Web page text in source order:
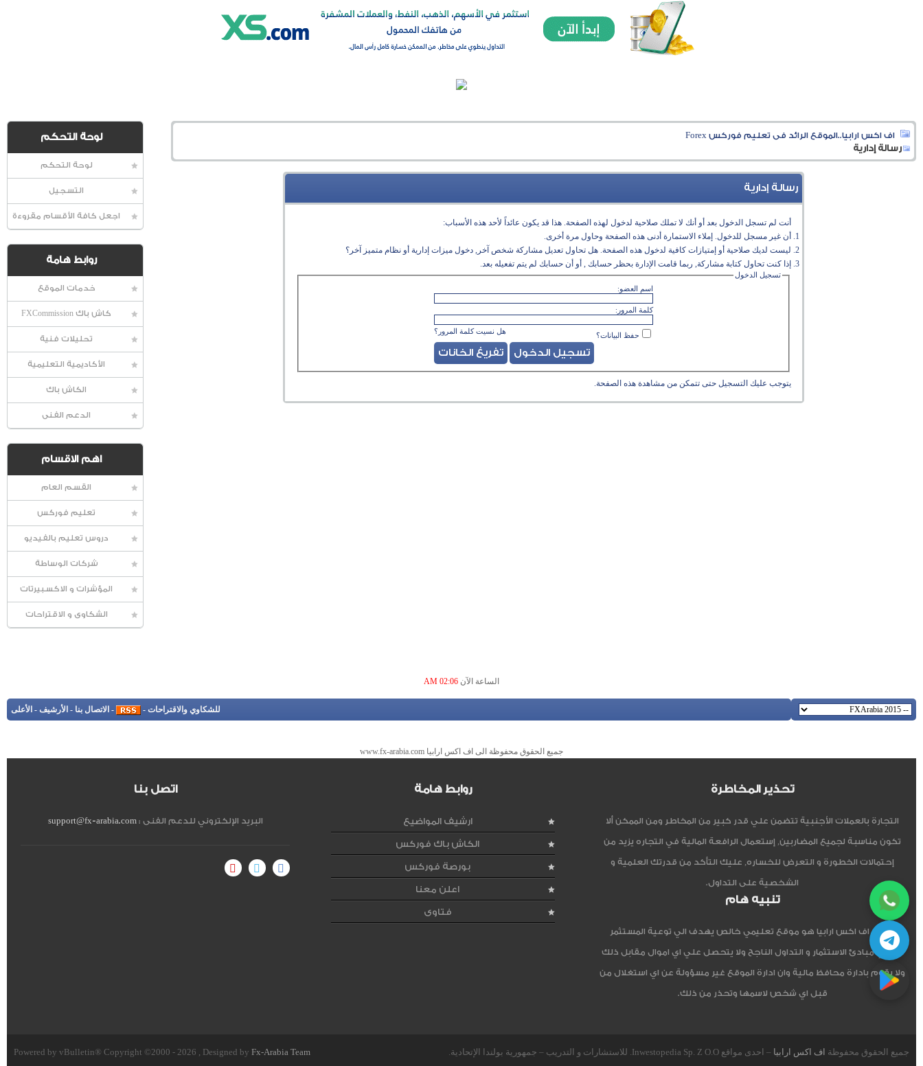
لوحة التحكم
لوحة التحكم
التسجيل
اجعل كافة الأقسام مقروءة
روابط هامة
خدمات الموقع
كاش باك FXCommission
تحليلات فنية
الأكاديمية التعليمية
الكاش باك
الدعم الفنى
اهم الاقسام
القسم العام
تعليم فوركس
دروس تعليم بالفيديو
شركات الوساطة
المؤشرات و الاكسبيرتات
الشكاوى و الاقتراحات
اف اكس ارابيا..الموقع الرائد فى تعليم فوركس Forex
رسالة إدارية
رسالة إدارية
أنت لم تسجل الدخول بعد أو أنك لا تملك صلاحية لدخول لهذه الصفحة. هذا قد يكون عائداً لأحد هذه الأسباب:
أن غير مسجل للدخول. إملاء الاستمارة أدنى هذه الصفحة وحاول مرة أخرى.
ليست لديك صلاحية أو إمتيازات كافية لدخول هذه الصفحة. هل تحاول تعديل مشاركة شخص آخر, دخول ميزات إدارية أو نظام متميز آخر؟
إذا كنت تحاول كتابة مشاركة, ربما قامت الإدارة بحظر حسابك , أو أن حسابك لم يتم تفعيله بعد.
تسجيل الدخول
اسم العضو:
كلمة المرور:
هل نسيت كلمة المرور؟ حفظ البيانات؟
يتوجب عليكالتسجيل حتى تتمكن من مشاهدة هذه الصفحة.
الساعة الآن 02:06 AM
للشكاوي والاقتراحات -
- الاتصال بنا - الأرشيف - الأعلى
جميع الحقوق محفوظة الى اف اكس ارابيا www.fx-arabia.com
تحذير المخاطرة
التجارة بالعملات الأجنبية تتضمن علي قدر كبير من المخاطر ومن الممكن ألا
تكون مناسبة لجميع المضاربين, إستعمال الرافعة المالية في التجاره يزيد من
إحتمالات الخطورة و التعرض للخساره, عليك التأكد من قدرتك العلمية و
الشخصية على التداول.
تنبيه هام
موقع اف اكس ارابيا هو موقع تعليمي خالص يهدف الي توعية المستثمر
العربي مبادئ الاستثمار و التداول الناجح ولا يتحصل علي اي اموال مقابل ذلك
ولا يقوم بادارة محافظ مالية وان ادارة الموقع غير مسؤولة عن اي استغلال من
قبل اي شخص لاسمها وتحذر من ذلك.
روابط هامة
ارشيف المواضيع
الكاش باك فوركس
بورصة فوركس
اعلن معنا
فتاوى
اتصل بنا
البريد الإلكتروني للدعم الفنى :support@fx-arabia.com
جميع الحقوق محفوظة اف اكس ارابيا – احدى مواقع Inwestopedia Sp. Z O.O. للاستشارات و التدريب – جمهورية بولندا الإتحادية. Powered by vBulletin® Copyright ©2000 - 2026 , Designed by Fx-Arabia Team